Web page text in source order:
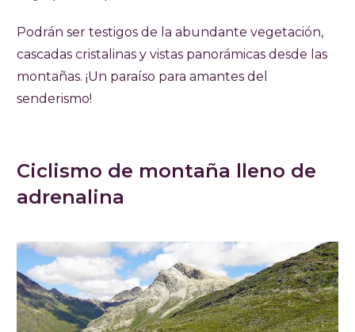
Podrán ser testigos de la abundante vegetación,
cascadas cristalinas y vistas panorámicas desde las
montañas. ¡Un paraíso para amantes del
senderismo!
Ciclismo de montaña lleno de
adrenalina